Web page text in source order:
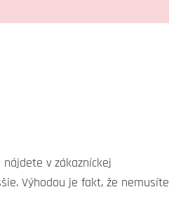
v zákazníckej
Výhodou je fakt, že nemusíte